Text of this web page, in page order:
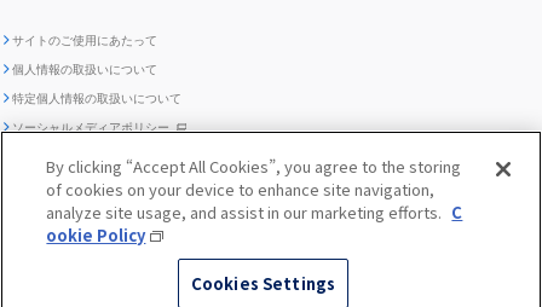
IRカレンダー
ディスクロージャー
ポリシー
ガバナンス
編集方針 レポートライブラリー
企業スポーツ
SUBARUデザイン
「SUBARUらしさ」を
際立たせる技術
2.環境技術
『魔改造の夜』特設サイト
SUBARU Lab採用（中途）
販売会社グループ採用 期間従業員採用
障がい者採用（中途）
SUBARU ハイブリッド車 レスキュ
ー時の取扱い
自動車リサイクル リコール情報
助手席エアバッグに関する重要な
SUBARUのロゴ・標章を不正使用
した模倣品にご注意ください
サイトのご使用にあたって
個人情報の取扱いについて
特定個人情報の取扱いについて
ソーシャルメディアポリシー
お問い合わせ ／ よくあるご質問
クッキーポリシー
メディア
By clicking “Accept All Cookies”, you agree to the storing
of cookies on your device to enhance site navigation,
analyze site usage, and assist in our marketing efforts. C
ookie Policy
Cookies Settings